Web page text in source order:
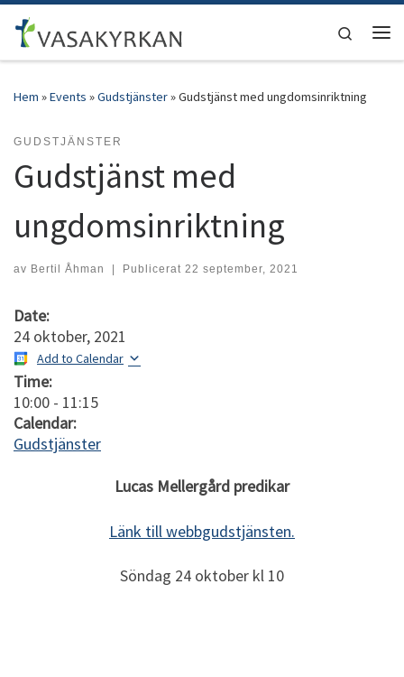
Hoppa till innehåll
Search
Hem »Events »Gudstjänster»Gudstjänst med ungdomsinriktning
GUDSTJÄNSTER
Gudstjänst med
ungdomsinriktning
av Bertil Åhman | Publicerat 22 september, 2021
Date:
24 oktober, 2021
Add to Calendar
Time:
10:00 - 11:15
Calendar:
Gudstjänster
Lucas Mellergård predikar
Länk till webbgudstjänsten.
Söndag 24 oktober kl 10